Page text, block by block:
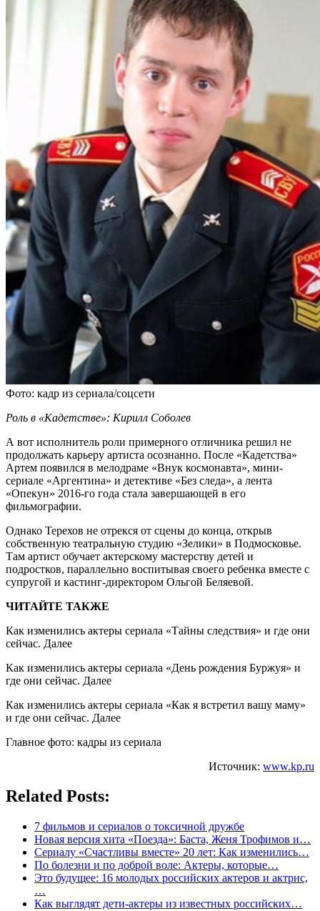
Фото: кадр из сериала/соцсети
Роль в «Кадетстве»: Кирилл Соболев
А вот исполнитель роли примерного отличника решил не
продолжать карьеру артиста осознанно. После «Кадетства»
Артем появился в мелодраме «Внук космонавта», мини-
сериале «Аргентина» и детективе «Без следа», а лента
«Опекун» 2016-го года стала завершающей в его
фильмографии.
Однако Терехов не отрекся от сцены до конца, открыв
собственную театральную студию «Зелики» в Подмосковье.
Там артист обучает актерскому мастерству детей и
подростков, параллельно воспитывая своего ребенка вместе с
супругой и кастинг-директором Ольгой Беляевой.
ЧИТАЙТЕ ТАКЖЕ
Как изменились актеры сериала «Тайны следствия» и где они
сейчас. Далее
Как изменились актеры сериала «День рождения Буржуя» и
где они сейчас. Далее
Как изменились актеры сериала «Как я встретил вашу маму»
и где они сейчас. Далее
Главное фото: кадры из сериала
Источник: www.kp.ru
Related Posts:
7 фильмов и сериалов о токсичной дружбе
Новая версия хита «Поезда»: Баста, Женя Трофимов и…
Сериалу «Счастливы вместе» 20 лет: Как изменились…
По болезни и по доброй воле: Актеры, которые…
Это будущее: 16 молодых российских актеров и актрис,
…
Как выглядят дети-актеры из известных российских…